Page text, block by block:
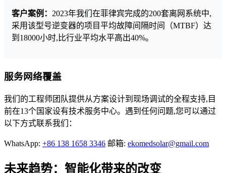
客户案例： 2023年我们在菲律宾完成的200套离网系统中,
采用该型号逆变器的项目平均故障间隔时间（MTBF）达
到18000小时,比行业平均水平高出40%。
服务网络覆盖
我们的工程师团队提供从方案设计到现场调试的全程支持,目
前在13个国家设有技术服务中心。遇到任何问题,您可以通过
以下方式联系我们：
WhatsApp: +86 138 1658 3346 邮箱: ekomedsolar@gmail.com
未来趋势：智能化带来的改变